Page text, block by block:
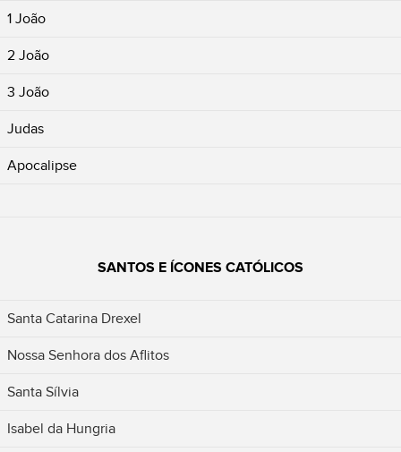
1 João
2 João
3 João
Judas
Apocalipse
SANTOS E ÍCONES CATÓLICOS
Santa Catarina Drexel
Nossa Senhora dos Aflitos
Santa Sílvia
Isabel da Hungria